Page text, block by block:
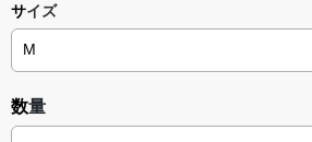
サイズ
数量